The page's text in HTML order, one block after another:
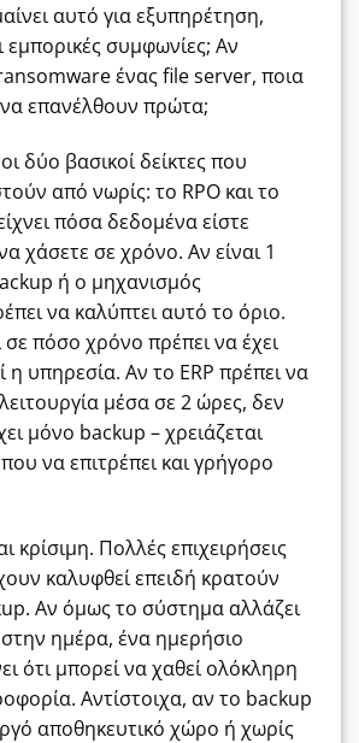
αυτό για εξυπηρέτηση,
συμφωνίες; Αν
ένας file server, ποια
επανέλθουν πρώτα;
δύο βασικοί δείκτες που
από νωρίς: το RPO και το
πόσα δεδομένα είστε
χάσετε σε χρόνο. Αν είναι 1
ή ο μηχανισμός
να καλύπτει αυτό το όριο.
σε πόσο χρόνο πρέπει να έχει
η υπηρεσία. Αν το ERP πρέπει να
μέσα σε 2 ώρες, δεν
μόνο backup – χρειάζεται
να επιτρέπει και γρήγορο
κρίσιμη. Πολλές επιχειρήσεις
καλυφθεί επειδή κρατούν
Αν όμως το σύστημα αλλάζει
ημέρα, ένα ημερήσιο
ότι μπορεί να χαθεί ολόκληρη
Αντίστοιχα, αν το backup
αποθηκευτικό χώρο ή χωρίς